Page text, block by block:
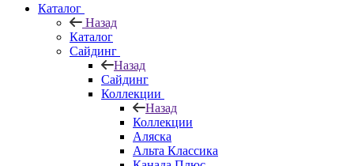
Каталог
Назад
Каталог
Сайдинг
Назад
Сайдинг
Коллекции
Назад
Коллекции
Аляска
Альта Классика